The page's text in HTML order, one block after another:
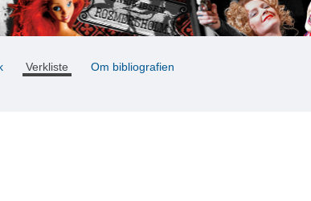
Verkliste Om bibliografien